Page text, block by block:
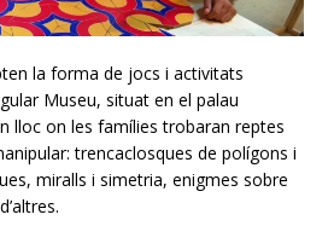
la forma de jocs i activitats
Museu, situat en el palau
lloc on les famílies trobaran reptes
trencaclosques de polígons i
miralls i simetria, enigmes sobre